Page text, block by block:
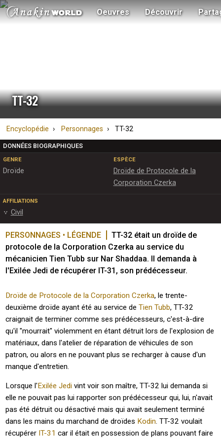
Oeuvres Découvrir
TT-32
Encyclopédie Personnages TT-32
DONNÉES BIOGRAPHIQUES
GENRE
Droïde
ESPÈCE
Droïde de Protocole de la
Corporation Czerka
AFFILIATIONS
Civil
PERSONNAGES • LÉGENDE
TT-32 était un droïde de
protocole de la Corporation Czerka au service du
mécanicien Tien Tubb sur Nar Shaddaa. Il demanda à
l'Exilée Jedi de récupérer IT-31, son prédécesseur.
Droïde de Protocole de la Corporation Czerka, le trente-
deuxième droïde ayant été au service deTien Tubb, TT-32
craignait de terminer comme ses prédécesseurs, c'est-à-dire
qu'il "mourrait" violemment en étant détruit lors de l'explosion de
matériaux, dans l'atelier de réparation de véhicules de son
patron, ou alors en ne pouvant plus se recharger à cause d'un
manque d'entretien.
Lorsque l'Exilée Jedi vint voir son maître, TT-32 lui demanda si
elle ne pouvait pas lui rapporter son prédécesseur qui, lui, n'avait
pas été détruit ou désactivé mais qui avait seulement terminé
dans les mains du marchand de droïdes Kodin. TT-32 voulait
récupérer IT-31 car il était en possession de plans pouvant faire